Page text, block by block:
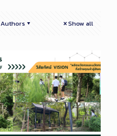
Authors Show all